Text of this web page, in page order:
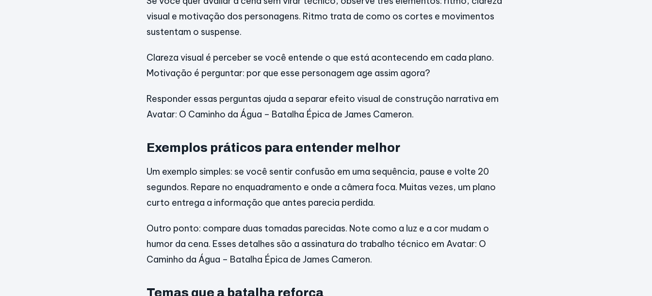
visual e motivação dos personagens. Ritmo trata de como os cortes e movimentos
sustentam o suspense.
Clareza visual é perceber se você entende o que está acontecendo em cada plano.
Motivação é perguntar: por que esse personagem age assim agora?
Responder essas perguntas ajuda a separar efeito visual de construção narrativa em
Avatar: O Caminho da Água – Batalha Épica de James Cameron.
Exemplos práticos para entender melhor
Um exemplo simples: se você sentir confusão em uma sequência, pause e volte 20
segundos. Repare no enquadramento e onde a câmera foca. Muitas vezes, um plano
curto entrega a informação que antes parecia perdida.
Outro ponto: compare duas tomadas parecidas. Note como a luz e a cor mudam o
humor da cena. Esses detalhes são a assinatura do trabalho técnico em Avatar: O
Caminho da Água – Batalha Épica de James Cameron.
Temas que a batalha reforça